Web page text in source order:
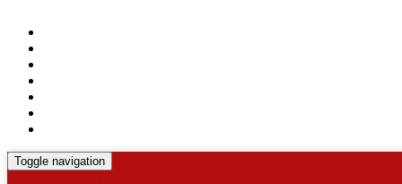
Toggle navigation